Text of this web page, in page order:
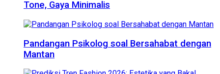
Tone, Gaya Minimalis
Pandangan Psikolog soal Bersahabat dengan
Mantan